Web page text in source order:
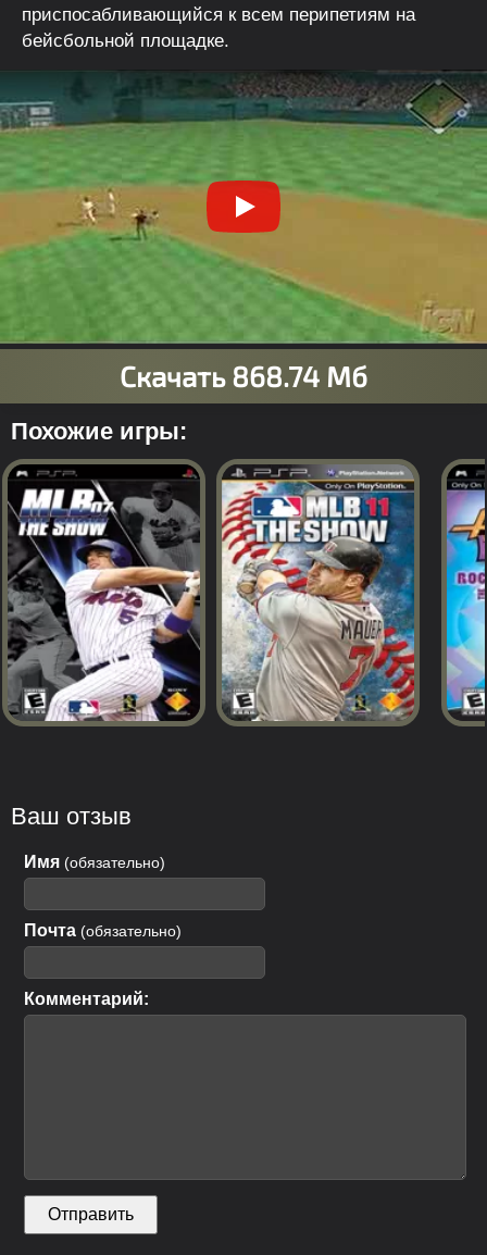
приспосабливающийся к всем перипетиям на
бейсбольной площадке.
Похожие игры:
Ваш отзыв
Имя (обязательно)
Почта (обязательно)
Комментарий: